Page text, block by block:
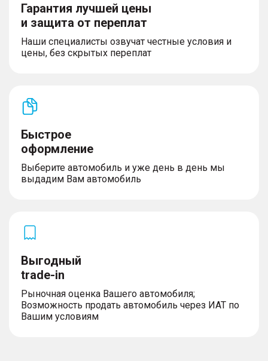
Гарантия лучшей цены
и защита от переплат
Наши специалисты озвучат честные условия и
цены, без скрытых переплат
Быстрое
оформление
Выберите автомобиль и уже день в день мы
выдадим Вам автомобиль
Выгодный
trade-in
Рыночная оценка Вашего автомобиля;
Возможность продать автомобиль через ИАТ по
Вашим условиям